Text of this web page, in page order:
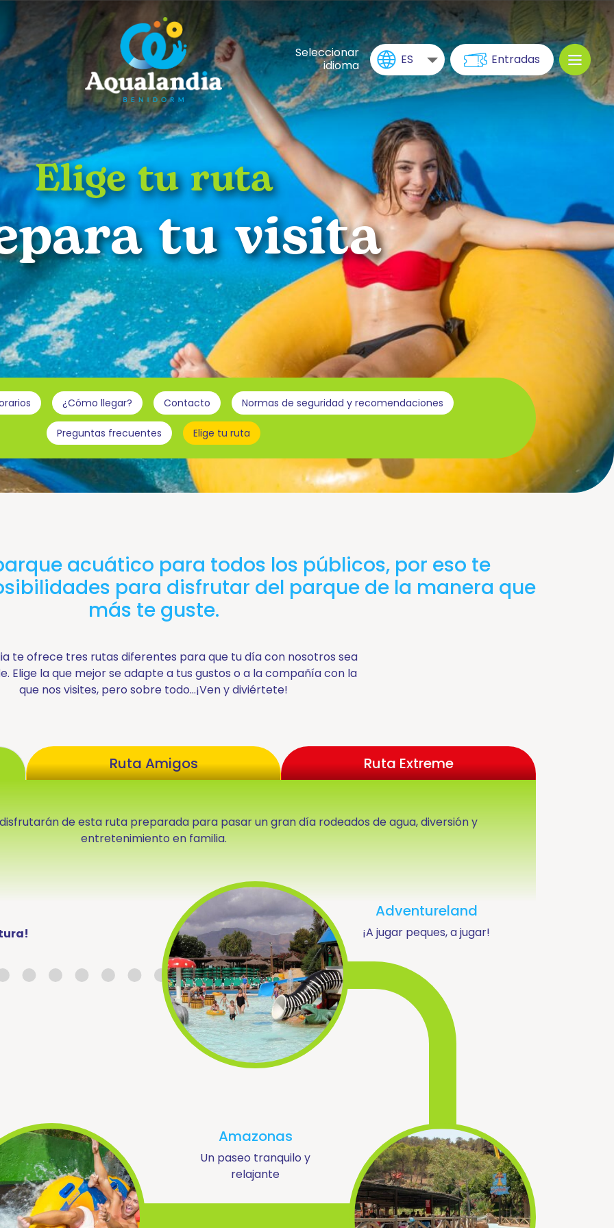
Seleccionar
idioma
ES Entradas
Elige tu rutatu visita
¿Cómo llegar? Contacto Normas de seguridad y recomendaciones
Preguntas frecuentes Elige tu ruta
acuático para todos los públicos, por eso te
para disfrutar del parque de la manera que
más te guste.
te ofrece tres rutas diferentes para que tu día con nosotros sea
Elige la que mejor se adapte a tus gustos o a la compañía con la
que nos visites, pero sobre todo…¡Ven y diviértete!
Ruta Amigos Ruta Extreme
de esta ruta preparada para pasar un gran día rodeados de agua, diversión y
entretenimiento en familia.
Adventureland
¡A jugar peques, a jugar!
Amazonas
Un paseo tranquilo y
relajante